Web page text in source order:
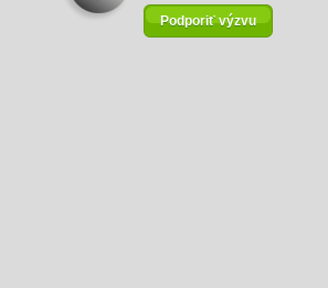
Podporiť výzvu